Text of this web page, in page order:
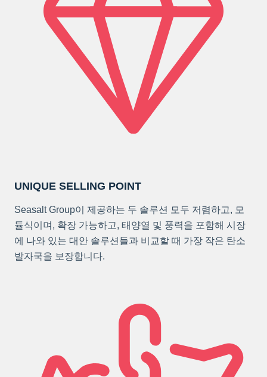
UNIQUE SELLING POINT
Seasalt Group이 제공하는 두 솔루션 모두 저렴하고, 모
듈식이며, 확장 가능하고, 태양열 및 풍력을 포함해 시장
에 나와 있는 대안 솔루션들과 비교할 때 가장 작은 탄소
발자국을 보장합니다.